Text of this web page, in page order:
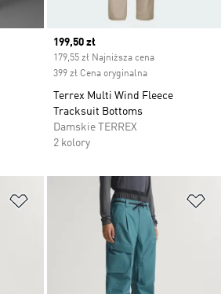
Current price
199,50 zł
179,55 zł Najniższa cena
399 zł Cena oryginalna
Terrex Multi Wind Fleece
Tracksuit Bottoms
Damskie TERREX
2 kolory
Dodaj do listy życzeń